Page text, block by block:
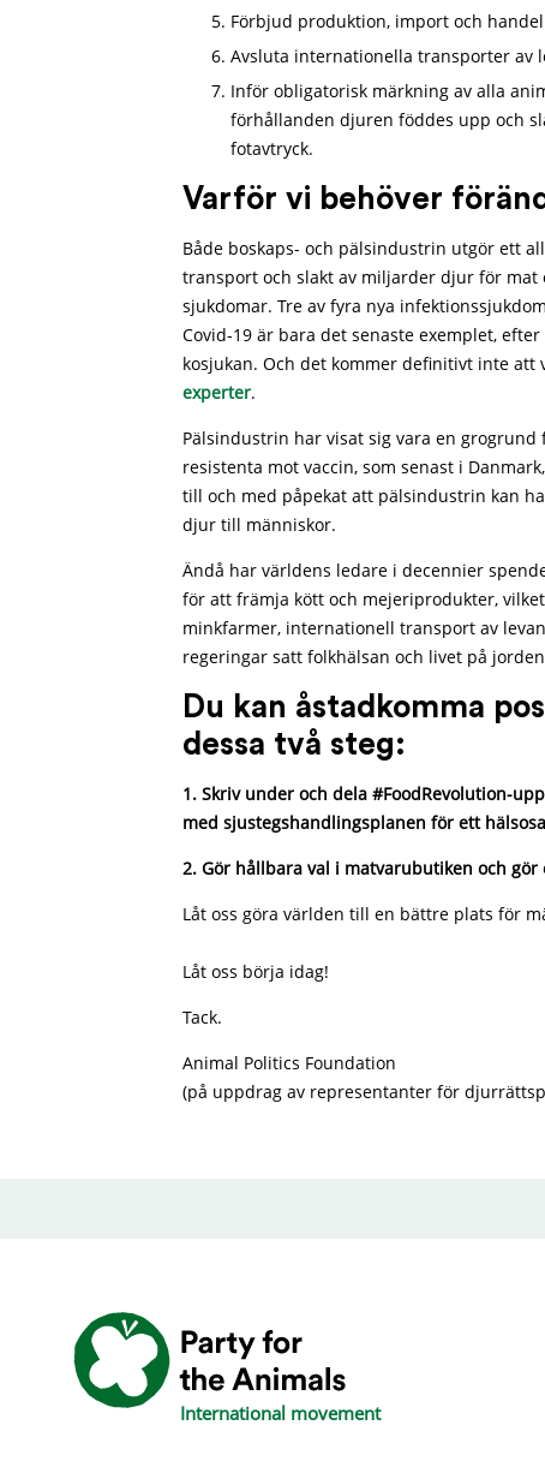
Förbjud produktion, import och
Avsluta internationella transporter av
Inför obligatorisk märkning av alla
förhållanden djuren föddes upp och
fotavtryck.
Varför vi behöver
Både boskaps- och pälsindustrin utgör ett
transport och slakt av miljarder djur för mat
sjukdomar. Tre av fyra nya
Covid-19 är bara det senaste exemplet, efter
kosjukan. Och det kommer definitivt inte
experter.
Pälsindustrin har visat sig vara en
resistenta mot vaccin, som senast i
till och med påpekat att pälsindustrin kan
djur till människor.
Ändå har världens ledare i decennier
för att främja kött och mejeriprodukter,
minkfarmer, internationell transport av
regeringar satt folkhälsan och livet på
Du kan åstadkomma
dessa två steg:
1. Skriv under och dela #FoodRevolution-
med sjustegshandlingsplanen för ett
2. Gör hållbara val i matvarubutiken och
Låt oss göra världen till en bättre plats för
Låt oss börja idag!
Tack.
Animal Politics Foundation
(på uppdrag av representanter för
International movement